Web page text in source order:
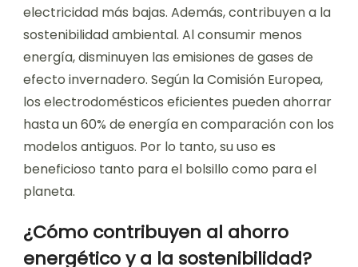
electricidad más bajas. Además, contribuyen a la
sostenibilidad ambiental. Al consumir menos
energía, disminuyen las emisiones de gases de
efecto invernadero. Según la Comisión Europea,
los electrodomésticos eficientes pueden ahorrar
hasta un 60% de energía en comparación con los
modelos antiguos. Por lo tanto, su uso es
beneficioso tanto para el bolsillo como para el
planeta.
¿Cómo contribuyen al ahorro
energético y a la sostenibilidad?